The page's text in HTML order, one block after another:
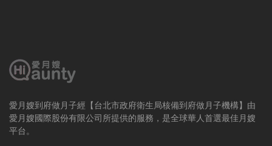
愛月嫂到府做月子經【台北市政府衛生局核備到府做月子機構】由
愛月嫂國際股份有限公司所提供的服務，是全球華人首選最佳月嫂
平台。